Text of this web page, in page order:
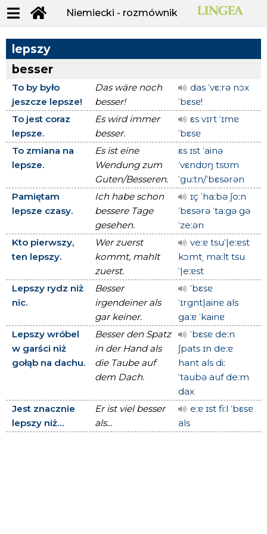
Niemiecki - rozmównik
lepszy
besser
To by było
jeszcze lepsze!
Das wäre noch
besser!
das ˈvεːrə nɔx
ˈbεsɐ!
To jest coraz
lepsze.
Es wird immer
besser.
εs vɪrt ˈɪmɐ
ˈbεsɐ
To zmiana na
lepsze.
Es ist eine
Wendung zum
Guten/Besseren.
εs ɪst ˈainə
ˈvεndʊŋ tsʊm
ˈguːtn/ˈbεsərən
Pamiętam
lepsze czasy.
Ich habe schon
bessere Tage
gesehen.
ɪç ˈhaːbə ʃoːn
ˈbεsərə ˈtaːgə gə
ˈzeːən
Kto pierwszy,
ten lepszy.
Wer zuerst
kommt, mahlt
zuerst.
veːɐ tsuˈ|eːɐst
kɔmtˌ maːlt tsu
ˈ|eːɐst
Lepszy rydz niż
nic.
Besser
irgendeiner als
gar keiner.
ˈbεsɐ
ˈɪrgnt|ainɐ als
gaːɐ ˈkainɐ
Lepszy wróbel
w garści niż
gołąb na dachu.
Besser den Spatz
in der Hand als
die Taube auf
dem Dach.
ˈbεsɐ deːn
ʃpats ɪn deːɐ
hant als diː
ˈtaubə auf deːm
dax
Jest znacznie
lepszy niż...
Er ist viel besser
als...
eːɐ ɪst fiːl ˈbεsɐ
als